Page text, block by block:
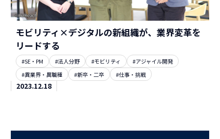
モビリティ×デジタルの新組織が、業界変革を
リードする
#SE・PM #法人分野 #モビリティ
#アジャイル開発
#異業界・異職種
#新卒・二卒 #仕事・挑戦
2023.12.18